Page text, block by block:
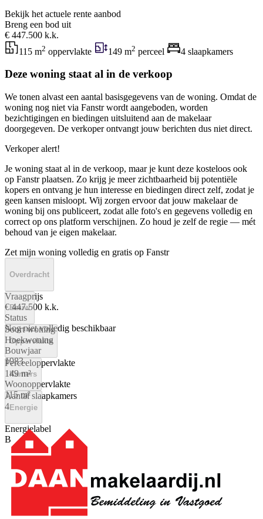
Bekijk het actuele rente aanbod
Breng een bod uit
€ 447.500 k.k.
115 m2 oppervlakte 149 m2 perceel 4 slaapkamers
Deze woning staat al in de verkoop
We tonen alvast een aantal basisgegevens van de woning. Omdat de
woning nog niet via Fanstr wordt aangeboden, worden
bezichtigingen en biedingen uitsluitend aan de makelaar
doorgegeven. De verkoper ontvangt jouw berichten dus niet direct.
Verkoper alert!
Je woning staat al in de verkoop, maar je kunt deze kosteloos ook
op Fanstr plaatsen. Zo krijg je meer zichtbaarheid bij potentiële
kopers en ontvang je hun interesse en biedingen direct zelf, zodat je
geen kansen misloopt. Wij zorgen ervoor dat jouw makelaar de
woning bij ons publiceert, zodat alle foto's en gegevens volledig en
correct op ons platform verschijnen. Zo houd je zelf de regie — mét
behoud van je eigen makelaar.
Zet mijn woning volledig en gratis op Fanstr
Overdracht
Vraagprijs
€ 447.500 k.k.
Status
Nog niet volledig beschikbaar
Bouw
Soort woning
Hoekwoning
Bouwjaar
1983
Oppervlakte
Perceeloppervlakte
149 m²
Woonoppervlakte
115 m²
Kamers
Aantal slaapkamers
4Energie
Energielabel
B